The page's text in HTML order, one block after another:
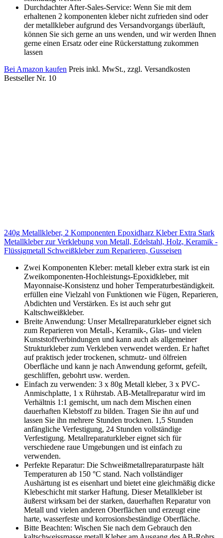
Durchdachter After-Sales-Service: Wenn Sie mit dem
erhaltenen 2 komponenten kleber nicht zufrieden sind oder
der metallkleber aufgrund des Versandvorgangs überläuft,
können Sie sich gerne an uns wenden, und wir werden Ihnen
gerne einen Ersatz oder eine Rückerstattung zukommen
lassen
Bei Amazon kaufen Preis inkl. MwSt., zzgl. Versandkosten
Bestseller Nr. 10
240g Metallkleber, 2 Komponenten Epoxidharz Kleber Extra Stark
Metallkleber zur Verklebung von Metall, Edelstahl, Holz, Keramik -
Flüssigmetall Schweißkleber zum Reparieren, Gusseisen
Zwei Komponenten Kleber: metall kleber extra stark ist ein
Zweikomponenten-Hochleistungs-Epoxidkleber, mit
Mayonnaise-Konsistenz und hoher Temperaturbeständigkeit.
erfüllen eine Vielzahl von Funktionen wie Fügen, Reparieren,
Abdichten und Verstärken. Es ist auch sehr gut
Kaltschweißkleber.
Breite Anwendung: Unser Metallreparaturkleber eignet sich
zum Reparieren von Metall-, Keramik-, Glas- und vielen
Kunststoffverbindungen und kann auch als allgemeiner
Strukturkleber zum Verkleben verwendet werden. Er haftet
auf praktisch jeder trockenen, schmutz- und ölfreien
Oberfläche und kann je nach Anwendung geformt, gefeilt,
geschliffen, gebohrt usw. werden.
Einfach zu verwenden: 3 x 80g Metall kleber, 3 x PVC-
Anmischplatte, 1 x Rührstab. AB-Metallreparatur wird im
Verhältnis 1:1 gemischt, um nach dem Mischen einen
dauerhaften Klebstoff zu bilden. Tragen Sie ihn auf und
lassen Sie ihn mehrere Stunden trocknen. 1,5 Stunden
anfängliche Verfestigung, 24 Stunden vollständige
Verfestigung. Metallreparaturkleber eignet sich für
verschiedene raue Umgebungen und ist einfach zu
verwenden.
Perfekte Reparatur: Die Schweißmetallreparaturpaste hält
Temperaturen ab 150 °C stand. Nach vollständiger
Aushärtung ist es eisenhart und bietet eine gleichmäßig dicke
Klebeschicht mit starker Haftung. Dieser Metallkleber ist
äußerst wirksam bei der starken, dauerhaften Reparatur von
Metall und vielen anderen Oberflächen und erzeugt eine
harte, wasserfeste und korrosionsbeständige Oberfläche.
Bitte Beachten: Wischen Sie nach dem Gebrauch den